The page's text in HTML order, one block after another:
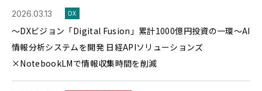
2026.03.13 DX
～DXビジョン「Digital Fusion」累計1000億円投資の一環～AI
情報分析システムを開発 日経APIソリューションズ
×NotebookLMで情報収集時間を削減